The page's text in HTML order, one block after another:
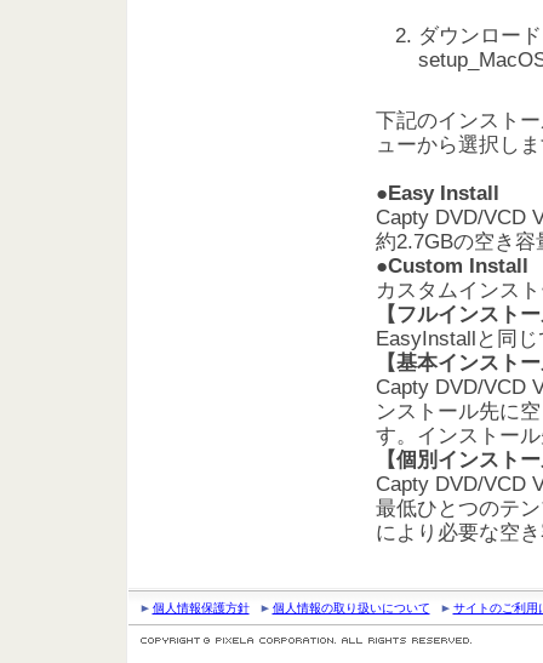
ダウンロー
下記のインスト
ューから選択し
●Easy Install
Capty DVD/VCD
約2.7GBの空き
●Custom Install
カスタムインス
【フルインスト
EasyInstallと同
【基本インスト
Capty DVD/VCD
ンストール先に
す。インストー
【個別インスト
Capty DVD/VCD
最低ひとつのテ
により必要な空
個人情報保護方針 個人情報の取り扱いについて サイトのご利用